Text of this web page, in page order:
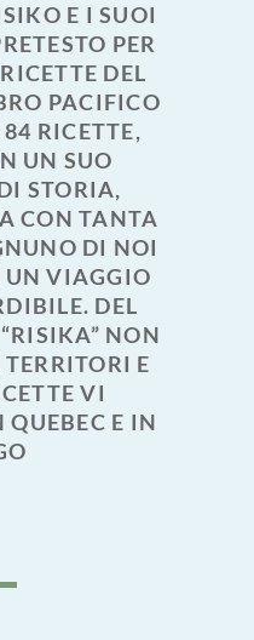
E I SUOI
PER
DEL
PACIFICO
RICETTE,
UN SUO
STORIA,
CON TANTA
DI NOI
UN VIAGGIO
DEL
NON
E
VI
E IN